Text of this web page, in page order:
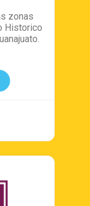
zonas
Historico